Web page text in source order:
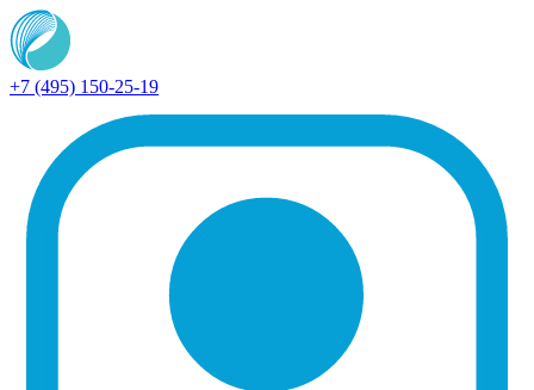
+7 (495) 150-25-19